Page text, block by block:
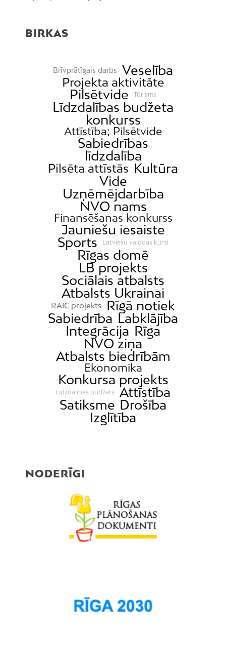
BIRKAS
Brīvprātīgais darbs Veselība
Projekta aktivitāte
Pilsētvide Tūrisms
Līdzdalības budžeta
konkurss
Attīstība; Pilsētvide
Sabiedrības
līdzdalība
Pilsēta attīstās Kultūra
Vide
Uzņēmējdarbība
NVO nams
Finansēšanas konkurss
Jauniešu iesaiste
Sports
Latviešu valodas kursi
Rīgas domē
LB projekts
Sociālais atbalsts
Atbalsts Ukrainai
RAIC projekts
Rīgā notiek
Sabiedrība Labklājība
Integrācija Rīga
NVO ziņa
Atbalsts biedrībām
Ekonomika
Konkursa projekts
Līdzdalības budžets
Attīstība
Satiksme Drošība
Izglītība
NODERĪGI